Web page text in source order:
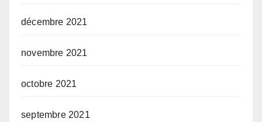
décembre 2021
novembre 2021
octobre 2021
septembre 2021